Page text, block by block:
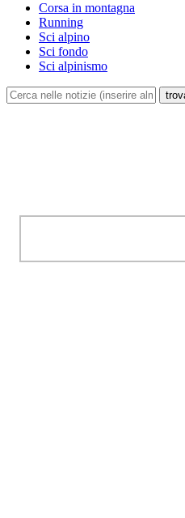
Corsa in montagna
Running
Sci alpino
Sci fondo
Sci alpinismo